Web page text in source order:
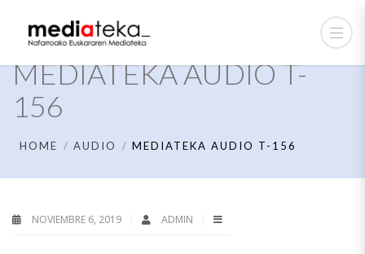
MEDIATEKA AUDIO T-
156
HOME AUDIO MEDIATEKA AUDIO T-156
NOVIEMBRE 6, 2019 ADMIN